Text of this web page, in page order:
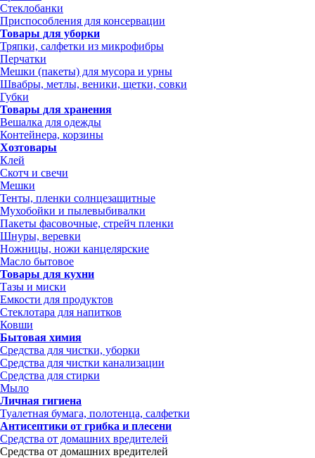
Стеклобанки
Приспособления для консервации
Товары для уборки
Тряпки, салфетки из микрофибры
Перчатки
Мешки (пакеты) для мусора и урны
Швабры, метлы, веники, щетки, совки
Губки
Товары для хранения
Вешалка для одежды
Контейнера, корзины
Хозтовары
Клей
Скотч и свечи
Мешки
Тенты, пленки солнцезащитные
Мухобойки и пылевыбивалки
Пакеты фасовочные, стрейч пленки
Шнуры, веревки
Ножницы, ножи канцелярские
Масло бытовое
Товары для кухни
Тазы и миски
Емкости для продуктов
Стеклотара для напитков
Ковши
Бытовая химия
Средства для чистки, уборки
Средства для чистки канализации
Средства для стирки
Мыло
Личная гигиена
Туалетная бумага, полотенца, салфетки
Антисептики от грибка и плесени
Средства от домашних вредителей
Средства от домашних вредителей